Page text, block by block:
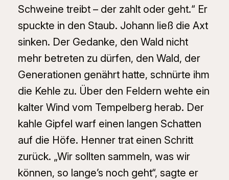
Schweine treibt – der zahlt oder geht.“ Er
spuckte in den Staub. Johann ließ die Axt
sinken. Der Gedanke, den Wald nicht
mehr betreten zu dürfen, den Wald, der
Generationen genährt hatte, schnürte ihm
die Kehle zu. Über den Feldern wehte ein
kalter Wind vom Tempelberg herab. Der
kahle Gipfel warf einen langen Schatten
auf die Höfe. Henner trat einen Schritt
zurück. „Wir sollten sammeln, was wir
können, so lange’s noch geht“, sagte er